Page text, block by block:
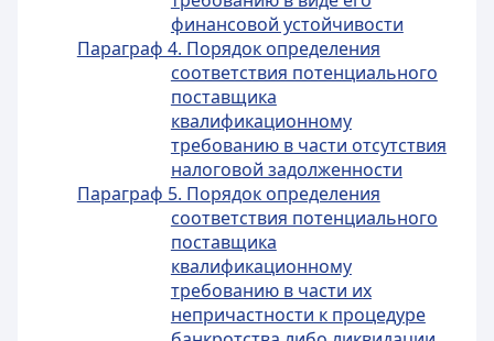
финансовой устойчивости
Параграф 4. Порядок определения
соответствия потенциального
поставщика
квалификационному
требованию в части отсутствия
налоговой задолженности
Параграф 5. Порядок определения
соответствия потенциального
поставщика
квалификационному
требованию в части их
непричастности к процедуре